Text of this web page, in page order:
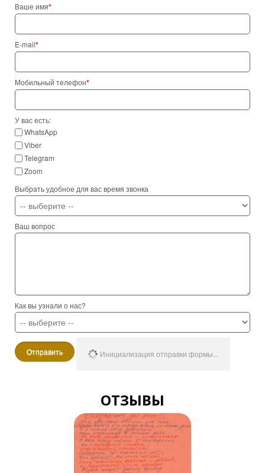
Ваше имя*
E-mail*
Мобильный телефон*
У вас есть:
WhatsApp
Viber
Telegram
Zoom
Выбрать удобное для вас время звонка
Ваш вопрос
Как вы узнали о нас?
Отправить Инициализация отправки формы...
ОТЗЫВЫ